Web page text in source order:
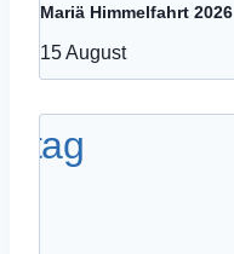
Mariä Himmelfahrt 2026
15 August